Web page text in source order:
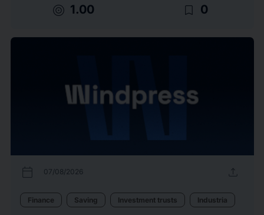
target 1.00 bookmark_border 0
calendar_today 07/08/2026 upload
Finance Saving Investment trusts Industria